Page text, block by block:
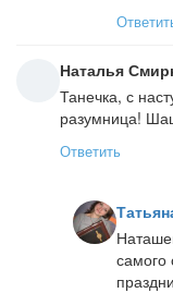
Наталья
Танечка, с
разумница!
Ответить
самого